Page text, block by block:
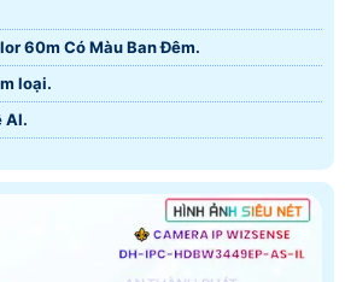
60m Có Màu Ban Ðêm.
loại.
AI.